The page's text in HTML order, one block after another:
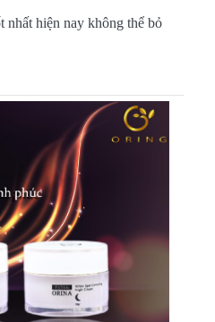
nhất hiện nay không thể bỏ